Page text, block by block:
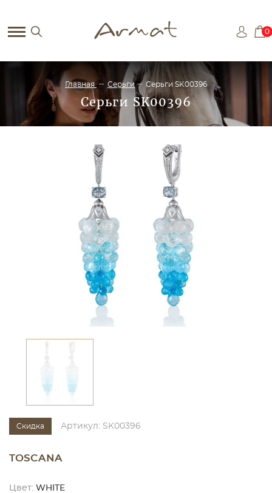
0
Главная Серьги Серьги SK00396
Серьги SK00396
Скидка Артикул: SK00396
TOSCANA
Цвет: WHITE